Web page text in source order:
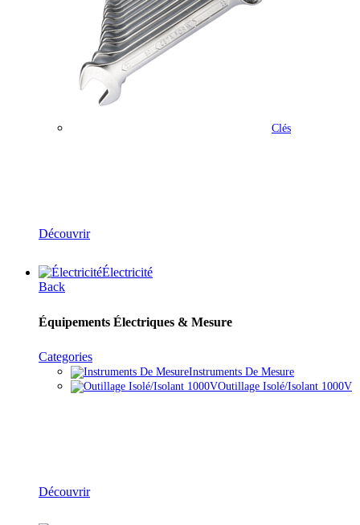
Clés
Découvrir
Électricité
Back
Équipements Électriques & Mesure
Categories
Instruments De Mesure
Outillage Isolé/isolant 1000V
Découvrir